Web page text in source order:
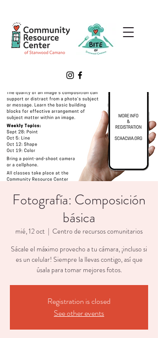
Fotografía: Composición
básica
mié, 12 oct
  |
Centro de recursos comunitarios
Sácale el máximo provecho a tu cámara, ¡incluso si
es un celular! Siempre la llevas contigo, así que
úsala para tomar mejores fotos.
Registration is closed
See other events